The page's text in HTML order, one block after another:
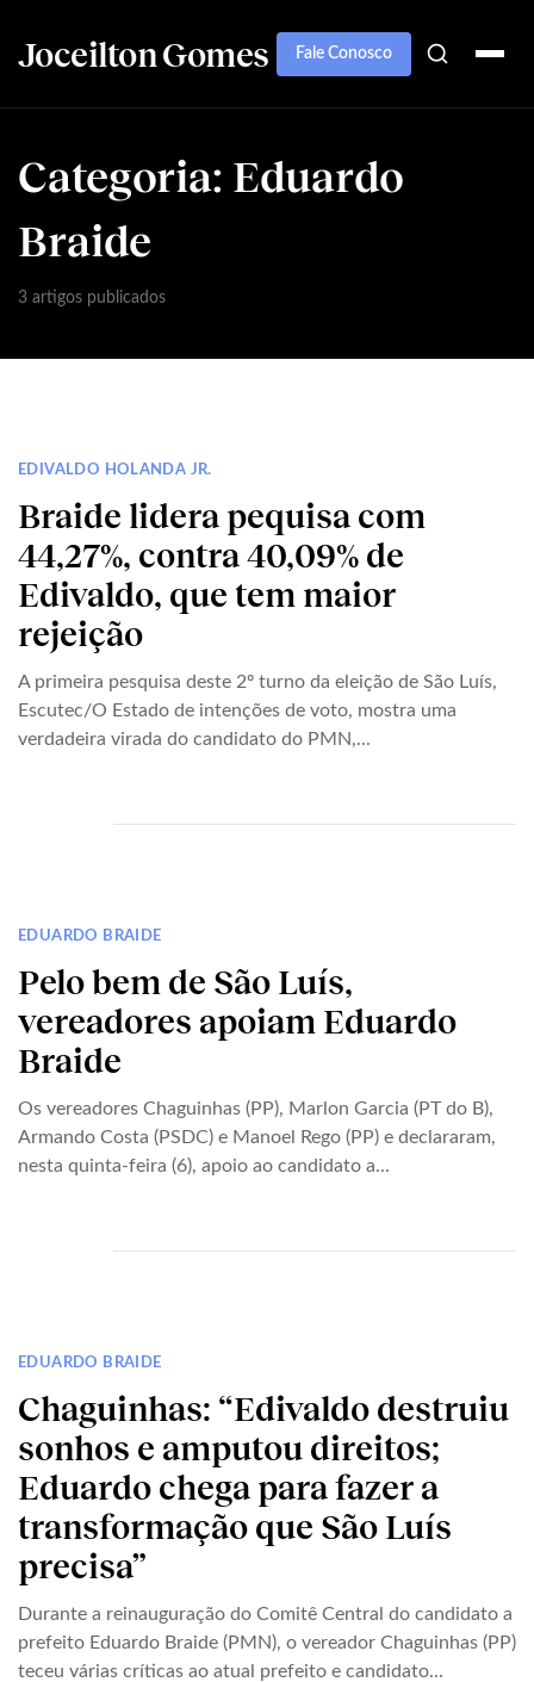
Joceilton Gomes Fale Conosco
Categoria: Eduardo
Braide
3 artigos publicados
EDIVALDO HOLANDA JR.
Braide lidera pequisa com
44,27%, contra 40,09% de
Edivaldo, que tem maior
rejeição
A primeira pesquisa deste 2º turno da eleição de São Luís,
Escutec/O Estado de intenções de voto, mostra uma
verdadeira virada do candidato do PMN,...
EDUARDO BRAIDE
Pelo bem de São Luís,
vereadores apoiam Eduardo
Braide
Os vereadores Chaguinhas (PP), Marlon Garcia (PT do B),
Armando Costa (PSDC) e Manoel Rego (PP) e declararam,
nesta quinta-feira (6), apoio ao candidato a...
EDUARDO BRAIDE
Chaguinhas: “Edivaldo destruiu
sonhos e amputou direitos;
Eduardo chega para fazer a
transformação que São Luís
precisa”
Durante a reinauguração do Comitê Central do candidato a
prefeito Eduardo Braide (PMN), o vereador Chaguinhas (PP)
teceu várias críticas ao atual prefeito e candidato...